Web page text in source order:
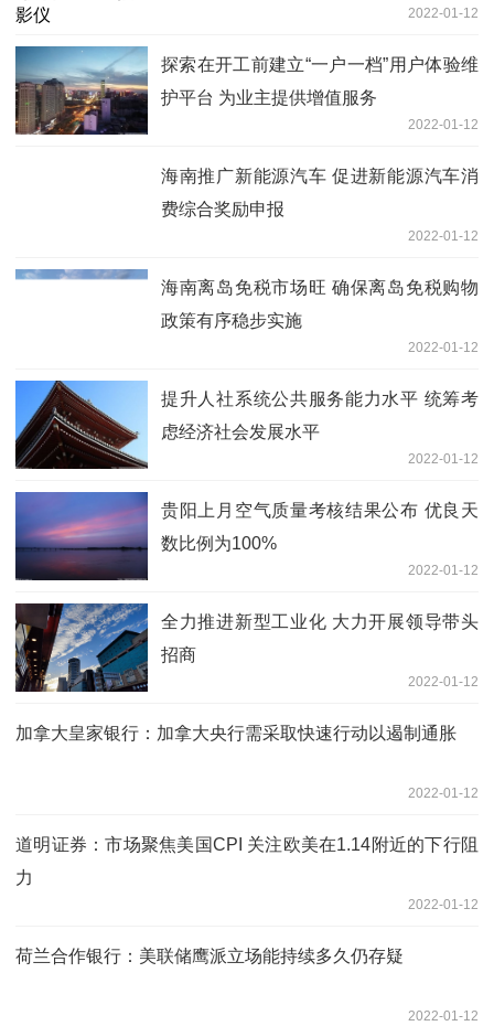
2022-01-12
探索在开工前建立“一户一档”用户体验维
护平台 为业主提供增值服务
2022-01-12
海南推广新能源汽车 促进新能源汽车消
费综合奖励申报
2022-01-12
海南离岛免税市场旺 确保离岛免税购物
政策有序稳步实施
2022-01-12
提升人社系统公共服务能力水平 统筹考
虑经济社会发展水平
2022-01-12
贵阳上月空气质量考核结果公布 优良天
数比例为100%
2022-01-12
全力推进新型工业化 大力开展领导带头
招商
2022-01-12
加拿大皇家银行：加拿大央行需采取快速行动以遏制通胀
2022-01-12
道明证券：市场聚焦美国CPI 关注欧美在1.14附近的下行阻
力
2022-01-12
荷兰合作银行：美联储鹰派立场能持续多久仍存疑
2022-01-12